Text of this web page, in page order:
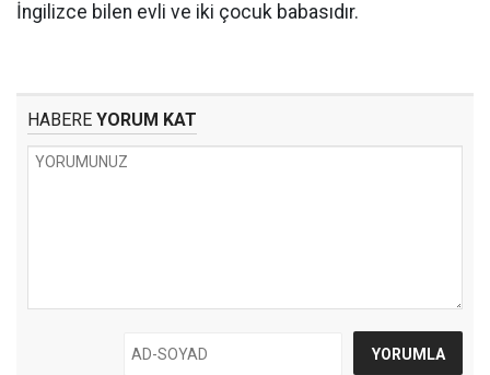
İngilizce bilen evli ve iki çocuk babasıdır.
HABERE YORUM KAT